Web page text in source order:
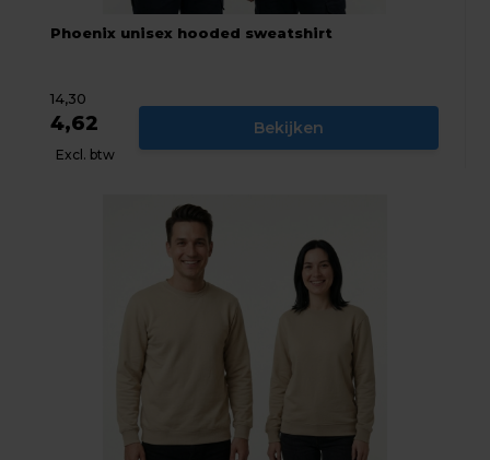
Phoenix unisex hooded sweatshirt
14,30
4,62
Excl. btw
Bekijken